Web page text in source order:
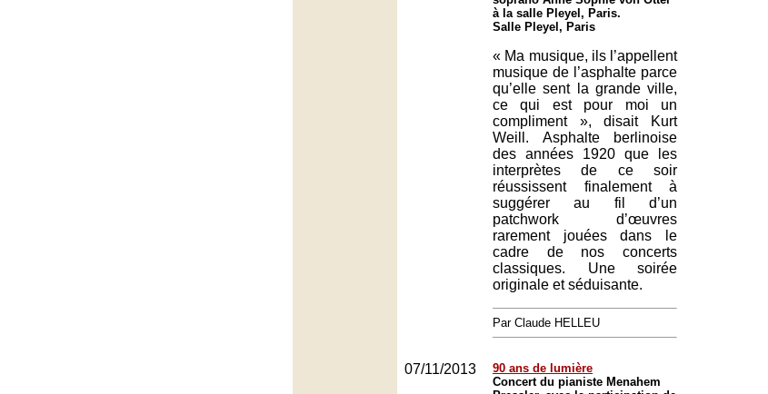
à la salle Pleyel, Paris.
Salle Pleyel, Paris
« Ma musique, ils l’appellent
musique de l’asphalte parce
qu’elle sent la grande ville,
ce qui est pour moi un
compliment », disait Kurt
Weill. Asphalte berlinoise
des années 1920 que les
interprètes de ce soir
réussissent finalement à
suggérer au fil d’un
patchwork d’œuvres
rarement jouées dans le
cadre de nos concerts
classiques. Une soirée
originale et séduisante.
Par Claude HELLEU
07/11/2013
90 ans de lumière
Concert du pianiste Menahem